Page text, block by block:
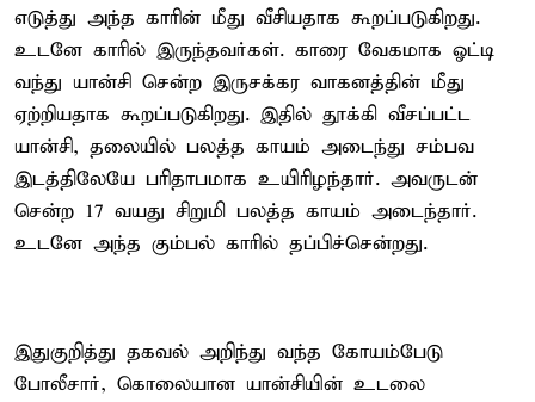
எடுத்து அந்த காரின் மீது வீசியதாக கூறப்படுகிறது.
உடனே காரில் இருந்தவர்கள். காரை வேகமாக ஓட்டி
வந்து யான்சி சென்ற இருசக்கர வாகனத்தின் மீது
ஏற்றியதாக கூறப்படுகிறது. இதில் தூக்கி வீசப்பட்ட
யான்சி, தலையில் பலத்த காயம் அடைந்து சம்பவ
இடத்திலேயே பரிதாபமாக உயிரிழந்தார். அவருடன்
சென்ற 17 வயது சிறுமி பலத்த காயம் அடைந்தார்.
உடனே அந்த கும்பல் காரில் தப்பிச்சென்றது.
இதுகுறித்து தகவல் அறிந்து வந்த கோயம்பேடு
போலீசார், கொலையான யான்சியின் உடலை